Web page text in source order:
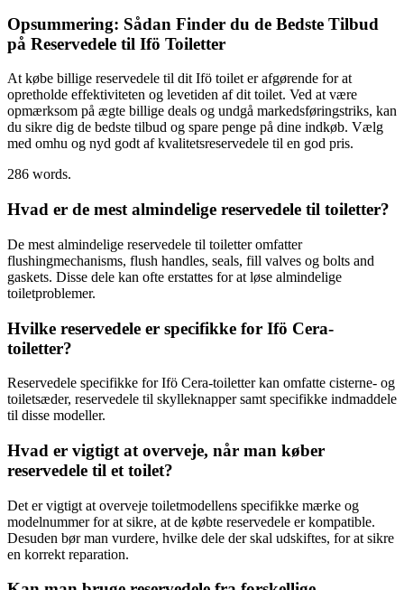
Opsummering: Sådan Finder du de Bedste Tilbud
på Reservedele til Ifö Toiletter
At købe billige reservedele til dit Ifö toilet er afgørende for at
opretholde effektiviteten og levetiden af dit toilet. Ved at være
opmærksom på ægte billige deals og undgå markedsføringstriks, kan
du sikre dig de bedste tilbud og spare penge på dine indkøb. Vælg
med omhu og nyd godt af kvalitetsreservedele til en god pris.
286 words.
Hvad er de mest almindelige reservedele til toiletter?
De mest almindelige reservedele til toiletter omfatter
flushingmechanisms, flush handles, seals, fill valves og bolts and
gaskets. Disse dele kan ofte erstattes for at løse almindelige
toiletproblemer.
Hvilke reservedele er specifikke for Ifö Cera-
toiletter?
Reservedele specifikke for Ifö Cera-toiletter kan omfatte cisterne- og
toiletsæder, reservedele til skylleknapper samt specifikke indmaddele
til disse modeller.
Hvad er vigtigt at overveje, når man køber
reservedele til et toilet?
Det er vigtigt at overveje toiletmodellens specifikke mærke og
modelnummer for at sikre, at de købte reservedele er kompatible.
Desuden bør man vurdere, hvilke dele der skal udskiftes, for at sikre
en korrekt reparation.